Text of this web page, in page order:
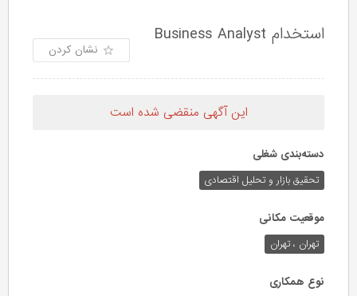
استخدام Business Analyst
نشان کردن
این آگهی منقضی شده است
دسته‌بندی شغلی
تحقیق بازار و تحلیل اقتصادی
موقعیت مکانی
تهران ، تهران
نوع همکاری